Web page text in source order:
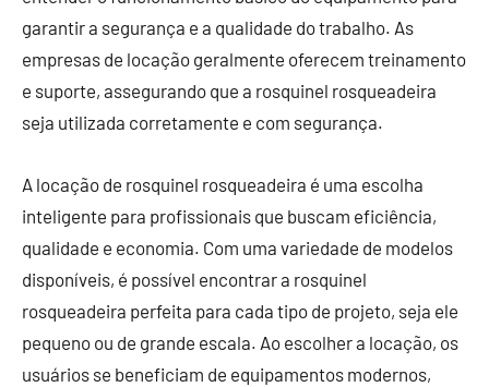
garantir a segurança e a qualidade do trabalho. As
empresas de locação geralmente oferecem treinamento
e suporte, assegurando que a rosquinel rosqueadeira
seja utilizada corretamente e com segurança.
A locação de rosquinel rosqueadeira é uma escolha
inteligente para profissionais que buscam eficiência,
qualidade e economia. Com uma variedade de modelos
disponíveis, é possível encontrar a rosquinel
rosqueadeira perfeita para cada tipo de projeto, seja ele
pequeno ou de grande escala. Ao escolher a locação, os
usuários se beneficiam de equipamentos modernos,